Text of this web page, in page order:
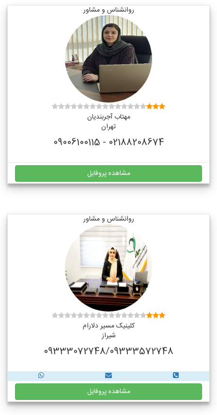
روانشناس و مشاور
مهتاب آجربندیان
تهران
02188208674 - 09006100115
مشاهده پروفایل
روانشناس و مشاور
کلینیک مسیر دلارام
شیراز
09333072748/09333572748
مشاهده پروفایل